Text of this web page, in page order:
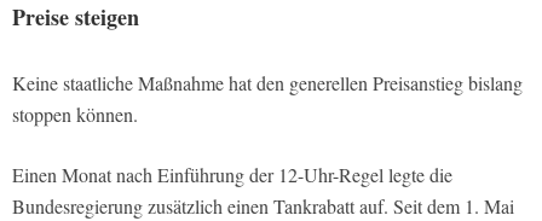
Preise steigen
Keine staatliche Maßnahme hat den generellen Preisanstieg bislang
stoppen können.
Einen Monat nach Einführung der 12-Uhr-Regel legte die
Bundesregierung zusätzlich einen Tankrabatt auf. Seit dem 1. Mai